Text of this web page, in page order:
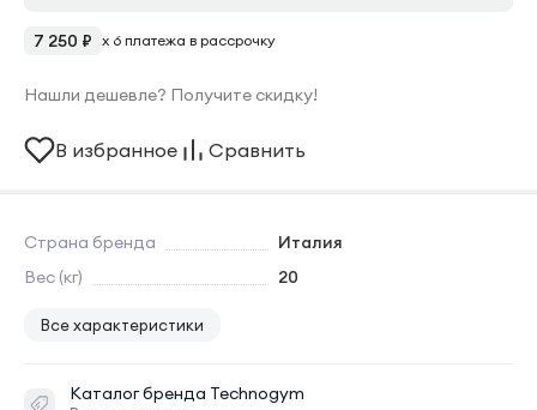
Страна бренда
Италия
Вес (кг)
20
Все характеристики
Каталог бренда Technogym
7 250 ₽ x 6 платежа в рассрочку
Нашли дешевле? Получите скидку!
В избранное Сравнить